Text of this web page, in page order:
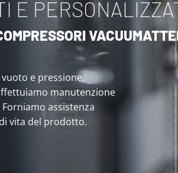
E
e pressione,
manutenzione
assistenza
vita del prodotto.